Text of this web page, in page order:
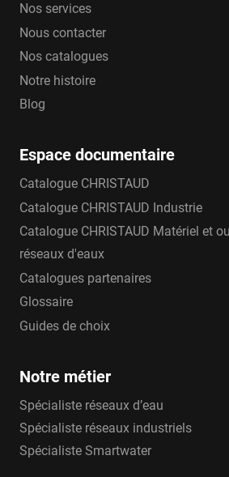
Nos services
Nous contacter
Nos catalogues
Notre histoire
Blog
Espace documentaire
Catalogue CHRISTAUD
Catalogue CHRISTAUD Industrie
Catalogue CHRISTAUD Matériel et
réseaux d'eaux
Catalogues partenaires
Glossaire
Guides de choix
Notre métier
Spécialiste réseaux d’eau
Spécialiste réseaux industriels
Spécialiste Smartwater